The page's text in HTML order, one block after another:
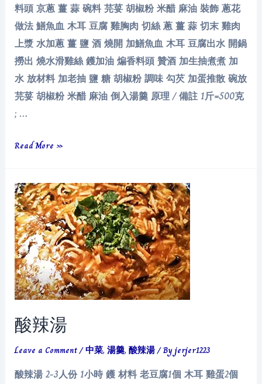
料頭 京蔥 薑 蒜 碗料 芫荽 胡椒粉 米醋 麻油 裝飾 蔥花
做法 鱔魚血 木耳 豆腐 雞胸肉 切絲 蔥 薑 蒜 切末 雞肉
上漿 水加蔥 薑 鹽 酒 燒開 加鱔魚血 木耳 豆腐出水 開鍋
撈出 燒水滑雞絲 鑊加油 煸香料頭 贊酒 加生抽煮煮 加
水 放材料 加老抽 鹽 糖 胡椒粉 調味 勾芡 加蛋推散 碗放
芫荽 胡椒粉 米醋 麻油 倒入湯羹 原理 / 備註 1斤=500克
; …
煨
Read More »
酸辣湯
Leave a Comment/中菜,湯羹,酸辣湯/ Byjerjer1223
酸辣湯 2-3人份 1小時 鑊 材料 老豆腐1個 木耳 雞蛋2個